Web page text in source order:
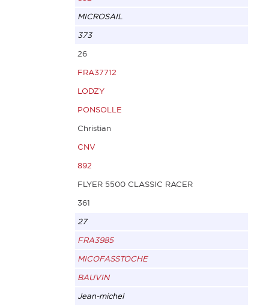
MICROSAIL
373
26
FRA37712
LODZY
PONSOLLE
Christian
CNV
892
FLYER 5500 CLASSIC RACER
361
27
FRA3985
MICOFASSTOCHE
BAUVIN
Jean-michel